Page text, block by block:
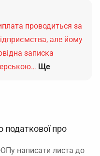
проводиться за
але йому
записка
Ще
про
написати листа до